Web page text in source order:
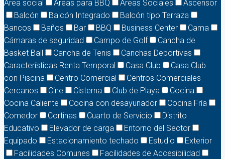
Área social Áreas para BBQ Áreas Sociales
Ascensor
Balcón
Balcón Integrado
Balcón tipo Terraza
Bancos
Baños Bar BBQ Business Center
Cama
Cámaras de seguridad
Campo de Golf
Cancha de
Basket Ball
Cancha de Tenis
Canchas Deportivas
Características Renta Temporal
Casa Club
Casa Club
con Piscina
Centro Comercial
Centros Comerciales
Cercanos
Cine Cisterna Club de Playa
Cocina
Cocina Caliente
Cocina con desayunador
Cocina Fría
Comedor
Cortinas Cuarto de Servicio
Distrito
Educativo
Elevador de carga
Entorno del Sector
Equipado
Estacionamiento techado Estudio
Exterior
Facilidades Comunes
Facilidades de Accesibilidad